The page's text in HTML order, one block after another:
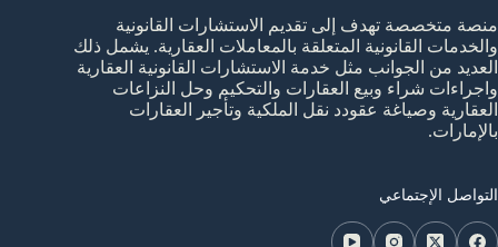
منصة متخصصة تهدف إلى تقديم الاستشارات القانونية
والخدمات القانونية المتعلقة بالمعاملات العقارية. يشمل ذلك
العديد من الجوانب مثل خدمة الاستشارات القانونية العقارية
واجراءات شراء وبيع العقارات والتحكيم وحل النزاعات
العقارية وصياغة عقودد نقل الملكية وتأجير العقارات
بالإمارات.
التواصل الإجتماعي